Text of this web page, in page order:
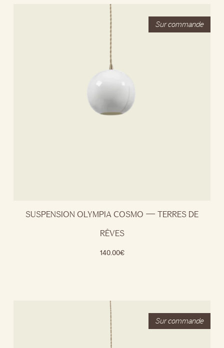
SUSPENSION OLYMPIA COSMO — TERRES DE
RÊVES
140.00€